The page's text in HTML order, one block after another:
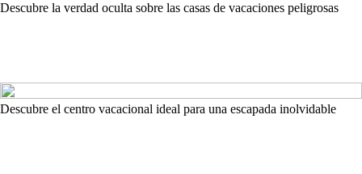
Descubre la verdad oculta sobre las casas de vacaciones peligrosas
Descubre el centro vacacional ideal para una escapada inolvidable